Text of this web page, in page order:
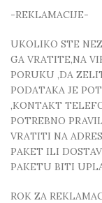
-REKLAMACIJE-
UKOLIKO STE
GA VRATITE,NA
PORUKU ,DA
PODATAKA JE
,KONTAKT
POTREBNO
VRATITI NA
PAKET ILI
PAKETU BITI
ROK ZA